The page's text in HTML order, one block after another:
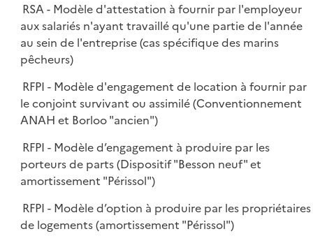
RSA - Modèle d'attestation à fournir par l'employeur
aux salariés n'ayant travaillé qu'une partie de l'année
au sein de l'entreprise (cas spécifique des marins
pêcheurs)
RFPI - Modèle d'engagement de location à fournir par
le conjoint survivant ou assimilé (Conventionnement
ANAH et Borloo "ancien")
RFPI - Modèle d’engagement à produire par les
porteurs de parts (Dispositif "Besson neuf" et
amortissement "Périssol")
RFPI - Modèle d’option à produire par les propriétaires
de logements (amortissement "Périssol")